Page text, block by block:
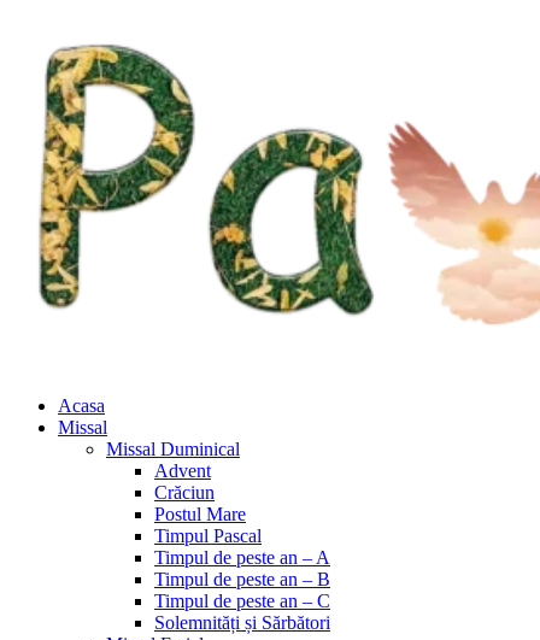
Acasa
Missal
Missal Duminical
Advent
Crăciun
Postul Mare
Timpul Pascal
Timpul de peste an – A
Timpul de peste an – B
Timpul de peste an – C
Solemnități și Sărbători